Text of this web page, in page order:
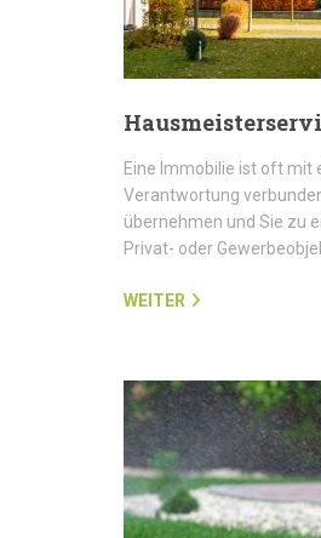
Eine Immobilie ist oft mit
Verantwortung
übernehmen und Sie zu
Privat- oder
WEITER